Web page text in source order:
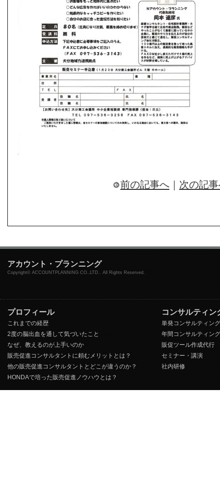
前の記事へ ｜ 次の記
アカウント・プランニング
Copyright© ACCOUNTPLANNING CO.,LTD.. All Rights Reserved.
プロフィール
これまでの経歴
2度の脳出血を通して気づいたこと
なぜ、教えるのが上手いのか
販売促進コンサルタントに頼むメリットとは？
他の販売促進コンサルタントとどこが違うのか？
HONDAで培った販売促進ノウハウとは？
コンサルティン
単発コンサルティング
年間コンサルティング
販促ツール作成代行
セミナー・講演
社内研修